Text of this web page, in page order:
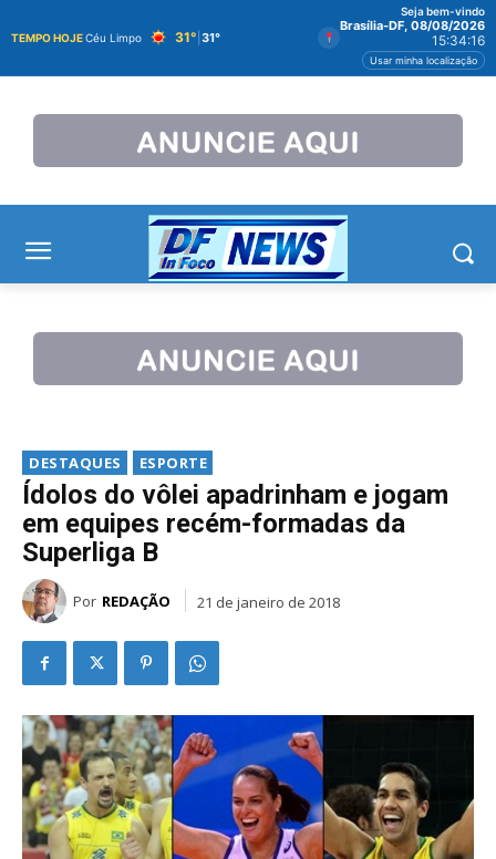
TEMPO HOJECéu Limpo 31° 31°
Seja bem-vindo
Brasília-DF, 08/08/2026
15:34:17
Usar minha localização
DESTAQUES ESPORTE
Ídolos do vôlei apadrinham e jogam
em equipes recém-formadas da
Superliga B
Por REDAÇÃO 21 de janeiro de 2018